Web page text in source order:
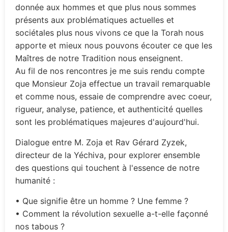
donnée aux hommes et que plus nous sommes
présents aux problématiques actuelles et
sociétales plus nous vivons ce que la Torah nous
apporte et mieux nous pouvons écouter ce que les
Maîtres de notre Tradition nous enseignent.
Au fil de nos rencontres je me suis rendu compte
que Monsieur Zoja effectue un travail remarquable
et comme nous, essaie de comprendre avec coeur,
rigueur, analyse, patience, et authenticité quelles
sont les problématiques majeures d'aujourd'hui.
Dialogue entre M. Zoja et Rav Gérard Zyzek,
directeur de la Yéchiva, pour explorer ensemble
des questions qui touchent à l'essence de notre
humanité :
• Que signifie être un homme ? Une femme ?
• Comment la révolution sexuelle a-t-elle façonné
nos tabous ?